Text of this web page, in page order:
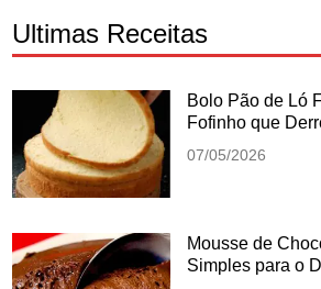
Ultimas Receitas
Bolo Pão de Ló
Fofinho que
07/05/2026
Mousse de
Simples para o